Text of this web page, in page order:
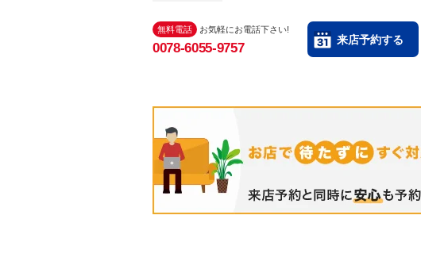
無料電話 お気軽にお電話下さい!
0078-6055-9757
来店予約する